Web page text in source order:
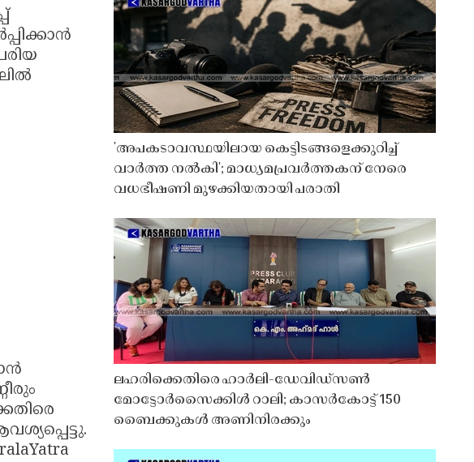
'അപകടാവസ്ഥയിലായ കെട്ടിടങ്ങളെക്കുറിച്ച്
വാർത്ത നൽകി'; മാധ്യമപ്രവർത്തകന് നേരെ
വധഭീഷണി മുഴക്കിയതായി പരാതി
ലഹരിക്കെതിരെ ഹാർലി-ഡേവിഡ്‌സൺ
മോട്ടോർസൈക്കിൾ റാലി; കാസർകോട്ട് 150
ബൈക്കുകൾ അണിനിരക്കും